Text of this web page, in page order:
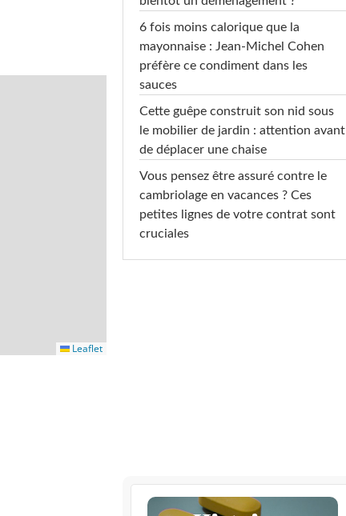
Leaflet
6 fois moins calorique que la
mayonnaise : Jean-Michel Cohen
préfère ce condiment dans les
sauces
Cette guêpe construit son nid sous
le mobilier de jardin : attention avant
de déplacer une chaise
Vous pensez être assuré contre le
cambriolage en vacances ? Ces
petites lignes de votre contrat sont
cruciales